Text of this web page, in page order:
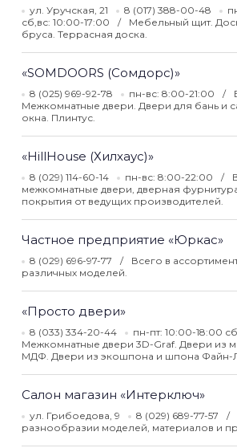
ул. Уручская, 21 8 (017) 388-00-48
сб,вс: 10:00-17:00
Мебельный щит.
бруса. Террасная доска.
«SOMDOORS (Сомдорс)»
8 (025) 969-92-78 пн-вс: 8:00-21:00
Межкомнатные двери. Двери для бань и
окна. Плинтус.
«HillHouse (Хилхаус)»
8 (029) 114-60-14 пн-вс: 8:00-22:00
межкомнатные двери, дверная
покрытия от ведущих производителей.
Частное предприятие «Юркас»
8 (029) 696-97-77
Всего в
различных моделей.
«Просто двери»
8 (033) 334-20-44
пн-пт: 10:00-18:00
Межкомнатные двери 3D-Graf. Двери из
МДФ. Двери из экошпона и шпона Файн-
Салон магазин «Интерключ»
ул. Грибоедова, 9 8 (029) 689-77-57
разнообразии моделей, материалов и